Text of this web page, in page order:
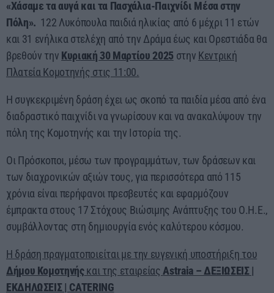
«Χάσαμε τα αυγά και τα Πασχάλια-Παιχνίδι Μέσα στην
Πόλη». 122 Λυκόπουλα παιδιά ηλικίας από 6 μέχρι 11 ετών
και 31 ενήλικα στελέχη από την Δράμα έως και Ορεστιάδα θα
βρεθούν την Κυριακή 30 Μαρτίου 2025 στην Κεντρική
Πλατεία Κομοτηνής στις 11:00.
Η συγκεκριμένη δράση έχει ως σκοπό τα παιδία μέσα από ένα
διαδραστικό παιχνίδι να γνωρίσουν και να ανακαλύψουν την
πόλη της Κομοτηνής και την Ιστορία της.
Οι Πρόσκοποι, μέσω των προγραμμάτων, των δράσεων και
των διαχρονικών αξιών τους, για περισσότερα από 115
χρόνια είναι περήφανοι πρεσβευτές και εφαρμόζουν
έμπρακτα στους 17 Στόχους Βιώσιμης Ανάπτυξης του Ο.Η.Ε.,
συμβάλλοντας στη δημιουργία ενός καλύτερου κόσμου.
Η δράση πραγματοποιείται με την ευγενική υποστήριξη του
Δήμου Κομοτηνήςκαι της εταιρείας Astraia – ΔΕΞΙΩΣΕΙΣ |
ΕΚΔΗΛΩΣΕΙΣ | CATERING